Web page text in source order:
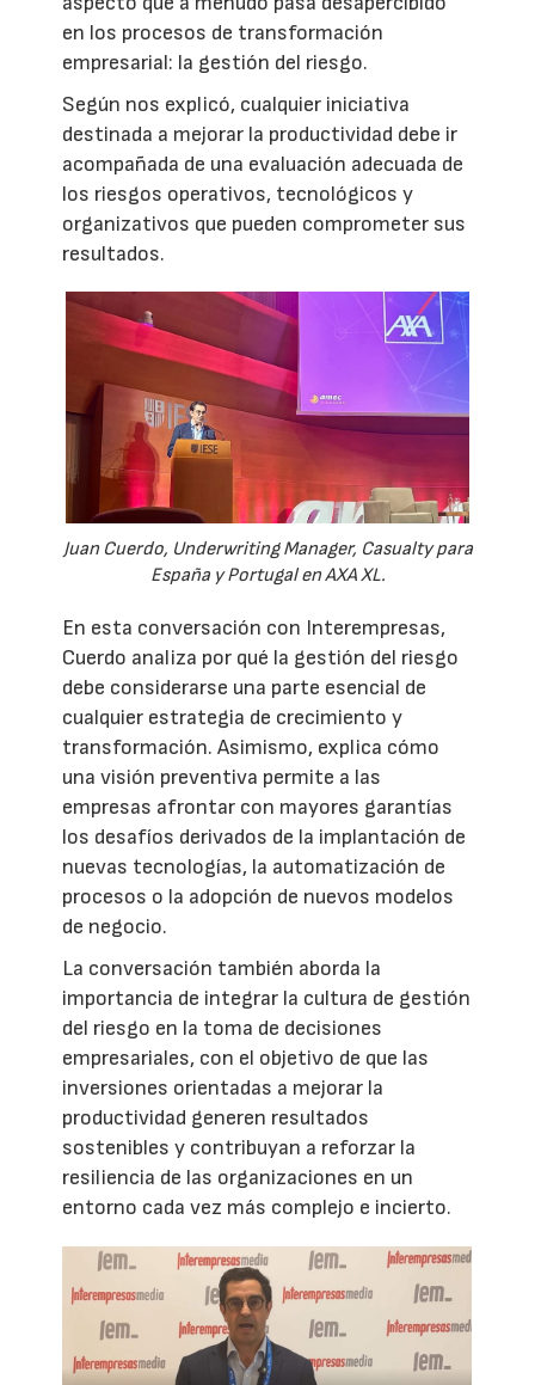
en los procesos de transformación
empresarial: la gestión del riesgo.
Según nos explicó, cualquier iniciativa
destinada a mejorar la productividad debe ir
acompañada de una evaluación adecuada de
los riesgos operativos, tecnológicos y
organizativos que pueden comprometer sus
resultados.
Juan Cuerdo, Underwriting Manager, Casualty para
España y Portugal en AXA XL.
En esta conversación con Interempresas,
Cuerdo analiza por qué la gestión del riesgo
debe considerarse una parte esencial de
cualquier estrategia de crecimiento y
transformación. Asimismo, explica cómo
una visión preventiva permite a las
empresas afrontar con mayores garantías
los desafíos derivados de la implantación de
nuevas tecnologías, la automatización de
procesos o la adopción de nuevos modelos
de negocio.
La conversación también aborda la
importancia de integrar la cultura de gestión
del riesgo en la toma de decisiones
empresariales, con el objetivo de que las
inversiones orientadas a mejorar la
productividad generen resultados
sostenibles y contribuyan a reforzar la
resiliencia de las organizaciones en un
entorno cada vez más complejo e incierto.